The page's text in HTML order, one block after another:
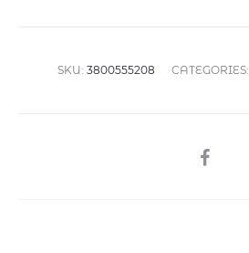
SKU: 3800555208 CATEGORIES:
SHARE